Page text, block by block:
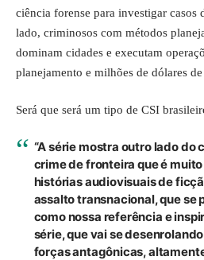
ciência forense para investigar casos
lado, criminosos com métodos
dominam cidades e executam
planejamento e milhões de dólares
Será que será um tipo de CSI
“A série mostra outro lado do
crime de fronteira que é
histórias audiovisuais de
assalto transnacional, que se
como nossa referência e
série, que vai se
forças antagônicas,